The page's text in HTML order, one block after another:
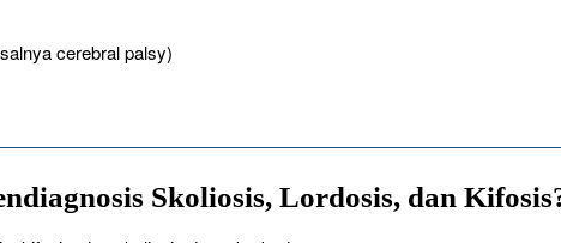
cerebral palsy)
Skoliosis, Lordosis, dan